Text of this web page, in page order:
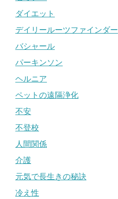
ダイエット
デイリールーツファインダー
バシャール
パーキンソン
ヘルニア
ペットの遠隔浄化
不安
不登校
人間関係
介護
元気で長生きの秘訣
冷え性